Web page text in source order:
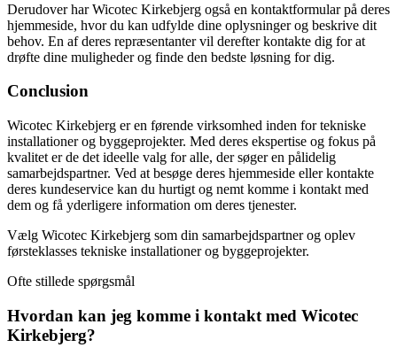
Derudover har Wicotec Kirkebjerg også en kontaktformular på deres
hjemmeside, hvor du kan udfylde dine oplysninger og beskrive dit
behov. En af deres repræsentanter vil derefter kontakte dig for at
drøfte dine muligheder og finde den bedste løsning for dig.
Conclusion
Wicotec Kirkebjerg er en førende virksomhed inden for tekniske
installationer og byggeprojekter. Med deres ekspertise og fokus på
kvalitet er de det ideelle valg for alle, der søger en pålidelig
samarbejdspartner. Ved at besøge deres hjemmeside eller kontakte
deres kundeservice kan du hurtigt og nemt komme i kontakt med
dem og få yderligere information om deres tjenester.
Vælg Wicotec Kirkebjerg som din samarbejdspartner og oplev
førsteklasses tekniske installationer og byggeprojekter.
Ofte stillede spørgsmål
Hvordan kan jeg komme i kontakt med Wicotec
Kirkebjerg?